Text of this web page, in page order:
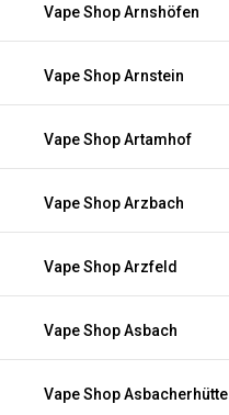
Vape Shop Arnshöfen
Vape Shop Arnstein
Vape Shop Artamhof
Vape Shop Arzbach
Vape Shop Arzfeld
Vape Shop Asbach
Vape Shop Asbacherhütte